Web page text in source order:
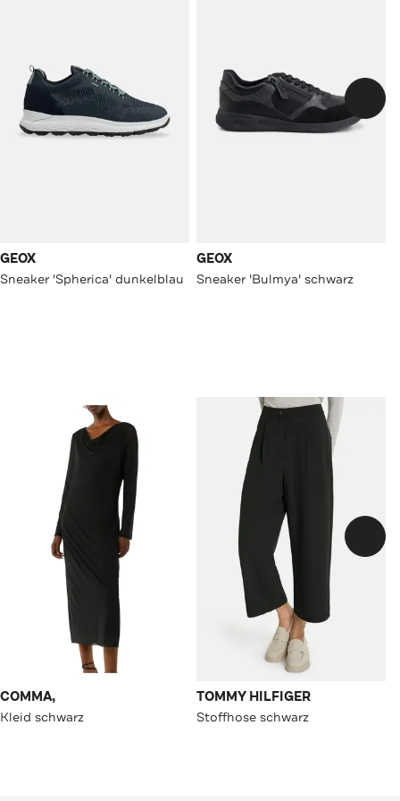
GEOX
Sneaker 'Spherica' dunkelblau
GEOX
Sneaker 'Bulmya' schwarz
COMMA,
Kleid schwarz
TOMMY HILFIGER
Stoffhose schwarz